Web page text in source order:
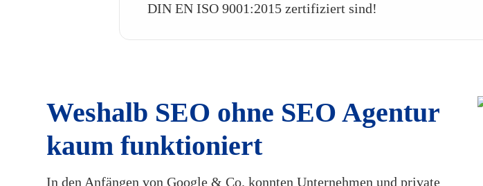
DIN EN ISO 9001:2015 zertifiziert sind!
Weshalb SEO ohne SEO Agentur
kaum funktioniert
In den Anfängen von Google & Co. konnten Unternehmen und private